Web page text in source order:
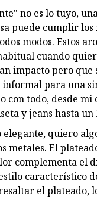
no es lo tuyo,
puede cumplir los
modos. Estos
cuando
impacto pero que
para una
con todo, desde
y jeans hasta un
elegante, quiero
metales. El
complementa el
característico
el plateado,